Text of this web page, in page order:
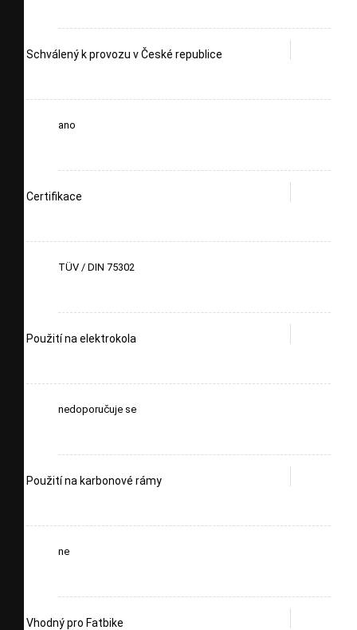
Schválený k provozu v České republice
ano
Certifikace
TÜV / DIN 75302
Použití na elektrokola
nedoporučuje se
Použití na karbonové rámy
ne
Vhodný pro Fatbike